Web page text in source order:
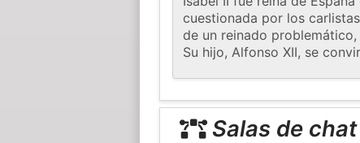
cuestionada por los
de un reinado
Su hijo, Alfonso XII, se
Salas de